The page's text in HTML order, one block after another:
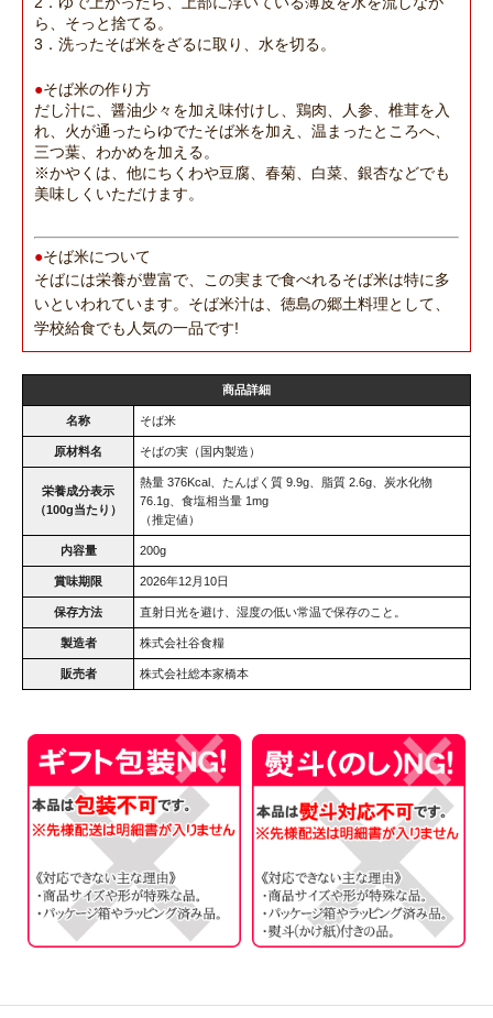
ら、そっと捨てる。
3．洗ったそば米をざるに取り、水を切る。
●そば米の作り方
だし汁に、醤油少々を加え味付けし、鶏肉、人参、椎茸を入
れ、火が通ったらゆでたそば米を加え、温まったところへ、
三つ葉、わかめを加える。
※かやくは、他にちくわや豆腐、春菊、白菜、銀杏などでも
美味しくいただけます。
●そば米について
そばには栄養が豊富で、この実まで食べれるそば米は特に多
いといわれています。そば米汁は、徳島の郷土料理として、
学校給食でも人気の一品です!
商品詳細
名称 そば米
原材料名 そばの実（国内製造）
栄養成分表示
（100g当たり）
熱量 376Kcal、たんぱく質 9.9g、脂質 2.6g、炭水化物
76.1g、食塩相当量 1mg
（推定値）
内容量 200g
賞味期限 2026年12月10日
保存方法 直射日光を避け、湿度の低い常温で保存のこと。
製造者 株式会社谷食糧
販売者 株式会社総本家橋本